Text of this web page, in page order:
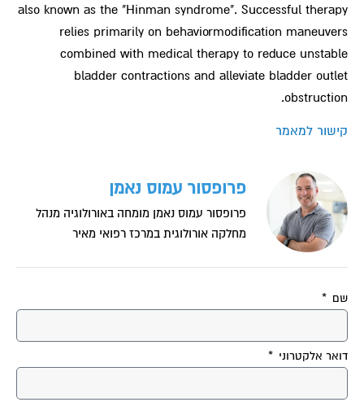
also known as the "Hinman syndrome". Successful therapy
relies primarily on behaviormodification maneuvers
combined with medical therapy to reduce unstable
bladder contractions and alleviate bladder outlet
obstruction
.
קישור למאמר
פרופסור עמוס נאמן
פרופסור עמוס נאמן מומחה באורולוגיה מנהל
מחלקה אורולוגית במרכז רפואי מאיר
שם
דואר אלקטרוני